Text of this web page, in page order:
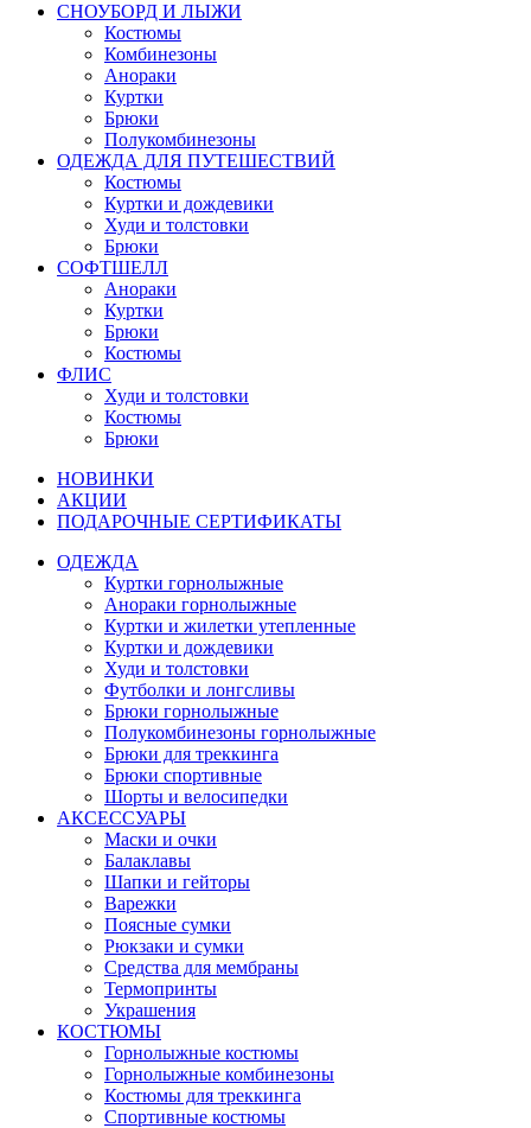
СНОУБОРД И ЛЫЖИ
Костюмы
Комбинезоны
Анораки
Куртки
Брюки
Полукомбинезоны
ОДЕЖДА ДЛЯ ПУТЕШЕСТВИЙ
Костюмы
Куртки и дождевики
Худи и толстовки
Брюки
СОФТШЕЛЛ
Анораки
Куртки
Брюки
Костюмы
ФЛИС
Худи и толстовки
Костюмы
Брюки
НОВИНКИ
АКЦИИ
ПОДАРОЧНЫЕ СЕРТИФИКАТЫ
ОДЕЖДА
Куртки горнолыжные
Анораки горнолыжные
Куртки и жилетки утепленные
Куртки и дождевики
Худи и толстовки
Футболки и лонгсливы
Брюки горнолыжные
Полукомбинезоны горнолыжные
Брюки для треккинга
Брюки спортивные
Шорты и велосипедки
АКСЕССУАРЫ
Маски и очки
Балаклавы
Шапки и гейторы
Варежки
Поясные сумки
Рюкзаки и сумки
Средства для мембраны
Термопринты
Украшения
КОСТЮМЫ
Горнолыжные костюмы
Горнолыжные комбинезоны
Костюмы для треккинга
Спортивные костюмы